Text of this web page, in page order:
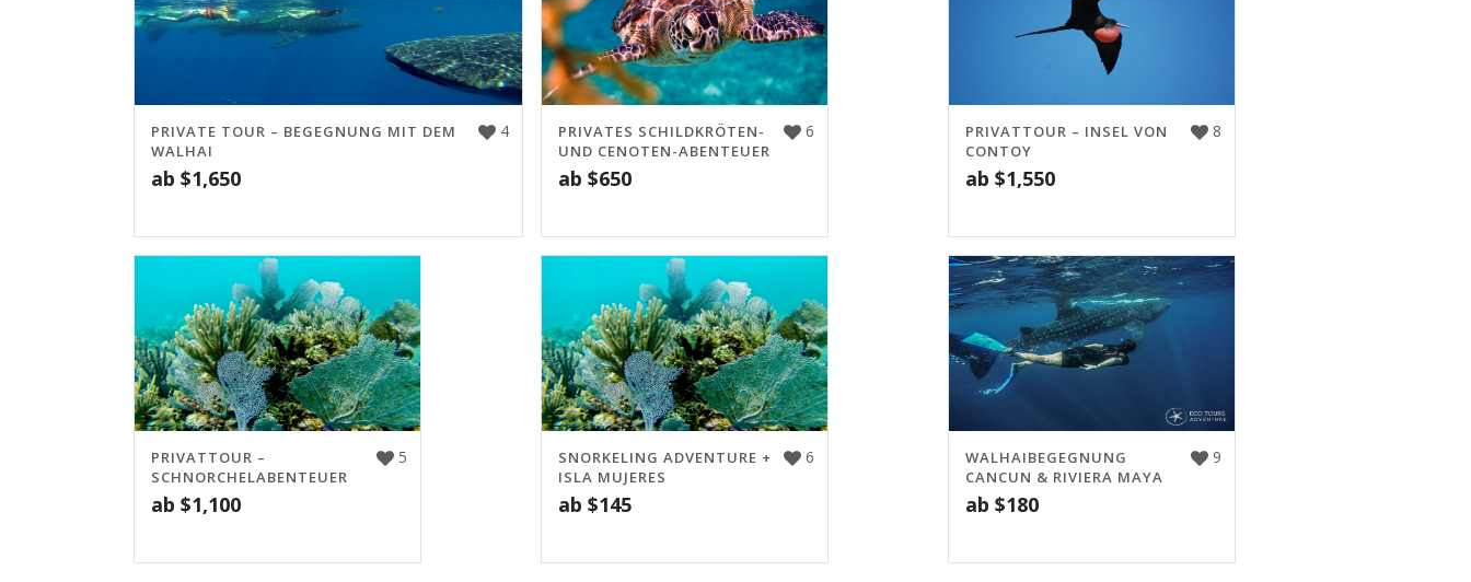
4
PRIVATE TOUR – BEGEGNUNG MIT DEM
WALHAI
ab $1,650
6
PRIVATES SCHILDKRÖTEN-
UND CENOTEN-ABENTEUER
ab $650
8
PRIVATTOUR – INSEL VON
CONTOY
ab $1,550
5
PRIVATTOUR –
SCHNORCHELABENTEUER
ab $1,100
6
SNORKELING ADVENTURE +
ISLA MUJERES
ab $145
9
WALHAIBEGEGNUNG
CANCUN & RIVIERA MAYA
ab $180